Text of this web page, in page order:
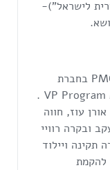
לישראל")-
בתפקיד VP Program Management .
החברה, אורן עוז, חווה
ובקרה רוויי
תקינה ויילוד
להקמת